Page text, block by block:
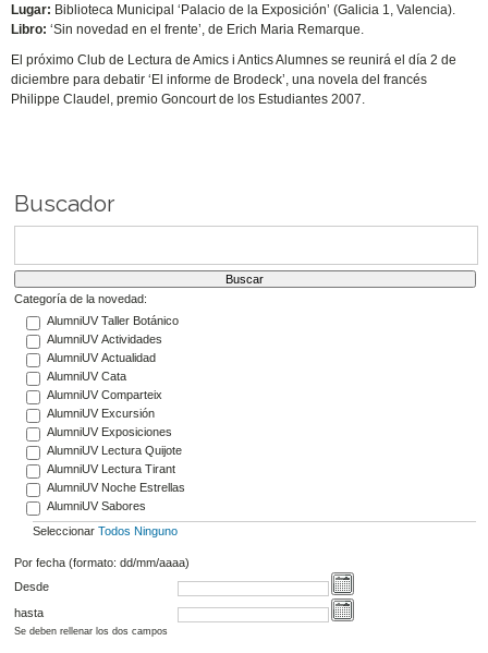
Lugar: Biblioteca Municipal ‘Palacio de la Exposición’ (Galicia 1, Valencia).
Libro: ‘Sin novedad en el frente’, de Erich Maria Remarque.
El próximo Club de Lectura de Amics i Antics Alumnes se reunirá el día 2 de
diciembre para debatir ‘El informe de Brodeck’, una novela del francés
Philippe Claudel, premio Goncourt de los Estudiantes 2007.
Buscador
Categoría de la novedad:
AlumniUV Taller Botánico
AlumniUV Actividades
AlumniUV Actualidad
AlumniUV Cata
AlumniUV Comparteix
AlumniUV Excursión
AlumniUV Exposiciones
AlumniUV Lectura Quijote
AlumniUV Lectura Tirant
AlumniUV Noche Estrellas
AlumniUV Sabores
Seleccionar Todos Ninguno
Por fecha (formato: dd/mm/aaaa)
Desde
hasta
Se deben rellenar los dos campos